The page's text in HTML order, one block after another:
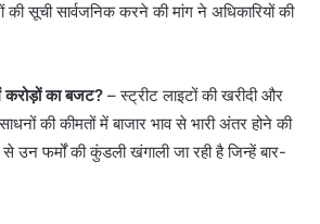
सूची सार्वजनिक करने की मांग ने अधिकारियों की
का बजट? – स्ट्रीट लाइटों की खरीदी और
की कीमतों में बाजार भाव से भारी अंतर होने की
फर्मों की कुंडली खंगाली जा रही है जिन्हें बार-